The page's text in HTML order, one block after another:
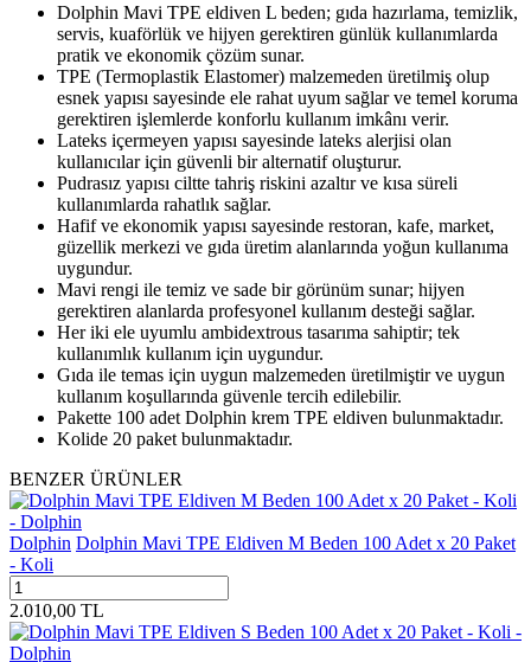
Dolphin Mavi TPE eldiven L beden; gıda hazırlama, temizlik,
servis, kuaförlük ve hijyen gerektiren günlük kullanımlarda
pratik ve ekonomik çözüm sunar.
TPE (Termoplastik Elastomer) malzemeden üretilmiş olup
esnek yapısı sayesinde ele rahat uyum sağlar ve temel koruma
gerektiren işlemlerde konforlu kullanım imkânı verir.
Lateks içermeyen yapısı sayesinde lateks alerjisi olan
kullanıcılar için güvenli bir alternatif oluşturur.
Pudrasız yapısı ciltte tahriş riskini azaltır ve kısa süreli
kullanımlarda rahatlık sağlar.
Hafif ve ekonomik yapısı sayesinde restoran, kafe, market,
güzellik merkezi ve gıda üretim alanlarında yoğun kullanıma
uygundur.
Mavi rengi ile temiz ve sade bir görünüm sunar; hijyen
gerektiren alanlarda profesyonel kullanım desteği sağlar.
Her iki ele uyumlu ambidextrous tasarıma sahiptir; tek
kullanımlık kullanım için uygundur.
Gıda ile temas için uygun malzemeden üretilmiştir ve uygun
kullanım koşullarında güvenle tercih edilebilir.
Pakette 100 adet Dolphin krem TPE eldiven bulunmaktadır.
Kolide 20 paket bulunmaktadır.
BENZER ÜRÜNLER
Dolphin Dolphin Mavi TPE Eldiven M Beden 100 Adet x 20 Paket
- Koli
2.010,00 TL